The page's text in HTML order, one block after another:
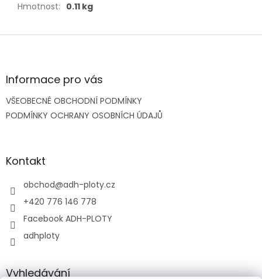
Hmotnost: 0.11 kg
Z
aInformace pro vás
VŠEOBECNÉ OBCHODNÍ PODMÍNKY
PODMÍNKY OCHRANY OSOBNÍCH ÚDAJŮ
Kontakt
obchod@adh-ploty.cz
+420 776 146 778
Facebook ADH-PLOTY
adhploty
Vyhledávání